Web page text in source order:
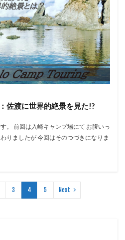
佐渡に世界的絶景を見た!?
。 前回は入崎キャンプ場にて お腹いっ
りましたが 今回はそのつづきになりま
3 4 5 Next